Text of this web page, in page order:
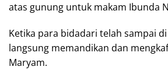
atas gunung untuk makam Ibunda
Ketika para bidadari telah sampai
langsung memandikan dan
Maryam.